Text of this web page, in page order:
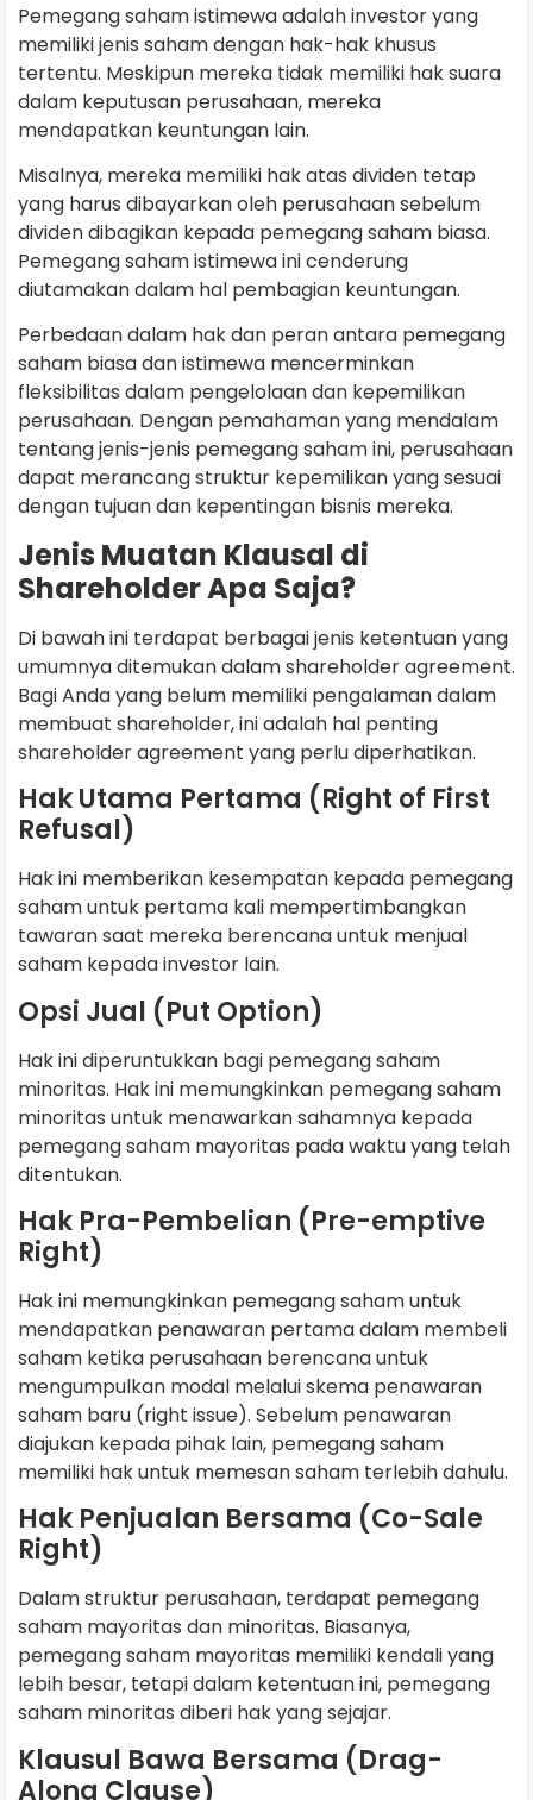
Pemegang saham istimewa adalah investor yang
memiliki jenis saham dengan hak-hak khusus
tertentu. Meskipun mereka tidak memiliki hak suara
dalam keputusan perusahaan, mereka
mendapatkan keuntungan lain.
Misalnya, mereka memiliki hak atas dividen tetap
yang harus dibayarkan oleh perusahaan sebelum
dividen dibagikan kepada pemegang saham biasa.
Pemegang saham istimewa ini cenderung
diutamakan dalam hal pembagian keuntungan.
Perbedaan dalam hak dan peran antara pemegang
saham biasa dan istimewa mencerminkan
fleksibilitas dalam pengelolaan dan kepemilikan
perusahaan. Dengan pemahaman yang mendalam
tentang jenis-jenis pemegang saham ini, perusahaan
dapat merancang struktur kepemilikan yang sesuai
dengan tujuan dan kepentingan bisnis mereka.
Jenis Muatan Klausal di
Shareholder Apa Saja?
Di bawah ini terdapat berbagai jenis ketentuan yang
umumnya ditemukan dalam shareholder agreement.
Bagi Anda yang belum memiliki pengalaman dalam
membuat shareholder, ini adalah hal penting
shareholder agreement yang perlu diperhatikan.
Hak Utama Pertama (Right of First
Refusal)
Hak ini memberikan kesempatan kepada pemegang
saham untuk pertama kali mempertimbangkan
tawaran saat mereka berencana untuk menjual
saham kepada investor lain.
Opsi Jual (Put Option)
Hak ini diperuntukkan bagi pemegang saham
minoritas. Hak ini memungkinkan pemegang saham
minoritas untuk menawarkan sahamnya kepada
pemegang saham mayoritas pada waktu yang telah
ditentukan.
Hak Pra-Pembelian (Pre-emptive
Right)
Hak ini memungkinkan pemegang saham untuk
mendapatkan penawaran pertama dalam membeli
saham ketika perusahaan berencana untuk
mengumpulkan modal melalui skema penawaran
saham baru (right issue). Sebelum penawaran
diajukan kepada pihak lain, pemegang saham
memiliki hak untuk memesan saham terlebih dahulu.
Hak Penjualan Bersama (Co-Sale
Right)
Dalam struktur perusahaan, terdapat pemegang
saham mayoritas dan minoritas. Biasanya,
pemegang saham mayoritas memiliki kendali yang
lebih besar, tetapi dalam ketentuan ini, pemegang
saham minoritas diberi hak yang sejajar.
Klausul Bawa Bersama (Drag-
Along Clause)